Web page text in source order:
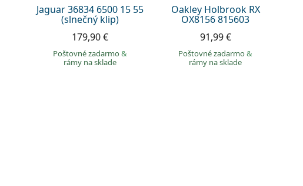
Jaguar 36834 6500 15 55
(slnečný klip)
179,90 €
Poštovné zadarmo&
rámy na sklade
Oakley Holbrook RX
OX8156 815603
91,99 €
Poštovné zadarmo&
rámy na sklade